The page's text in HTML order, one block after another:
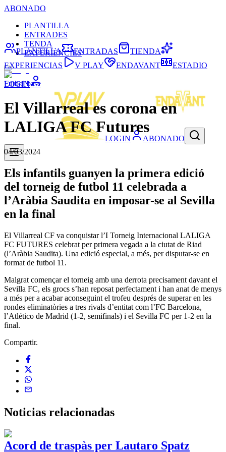
ABONADO
PLANTILLA
ENTRADES
TENDA
EXPERIÈNCIES
LOGIN
LOGIN ABONADO
PLANTILLA ENTRADAS
TIENDA
EXPERIENCIAS
V PLAY ENDAVANT ESTADIO
Futbol base
El Villarreal es corona en
LALIGA FC Futures
04/03/2024
Els infantils guanyen la primera edició
del torneig de futbol 11 celebrada a
l’Aràbia Saudita en imposar-se al Sevilla
en la final
El Villarreal CF va conquistar l’I Torneig Internacional LALIGA
FC FUTURES celebrat per primera vegada a la ciutat de Riad
(l’Aràbia Saudita). Una edició especial, a més, per disputar-se en
format de futbol 11.
Malgrat començar el torneig amb una derrota precisament davant el
Sevilla FC, els grocs s’han reposat perfectament i han anat de menys
a més per a acabar aconseguint el trofeu després de superar en les
rondes eliminatòries a tres rivals d’entitat com l’FC Barcelona,
l’Atlético de Madrid (1-2, semifinals) i el Sevilla FC per 1-2 en la
final.
Compartir.
Noticias relacionadas
Acord de traspàs per Lautaro Spatz